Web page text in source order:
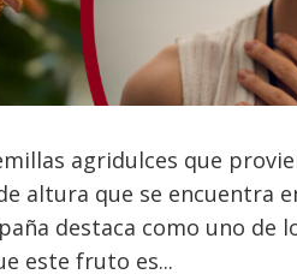
agridulces que
altura que se encuentra
destaca como uno
este fruto es...